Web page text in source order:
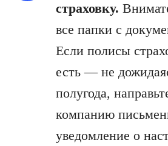
страховку.
все папки с
Если полисы
есть — не
полугода,
компанию
уведомление о